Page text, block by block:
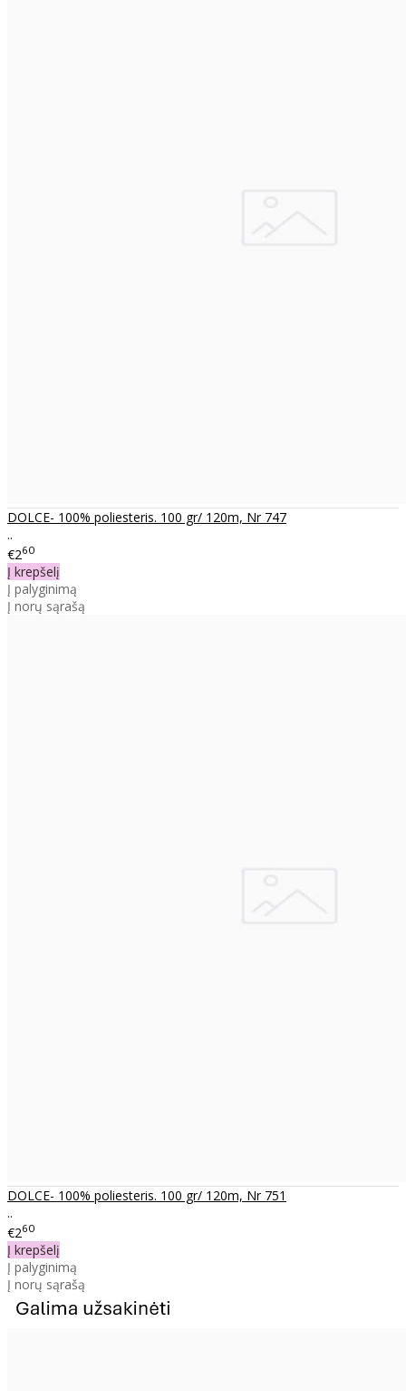
DOLCE- 100% poliesteris. 100 gr/ 120m, Nr 747
..
€260
Į krepšelį
Į palyginimą
Į norų sąrašą
DOLCE- 100% poliesteris. 100 gr/ 120m, Nr 751
..
€260
Į krepšelį
Į palyginimą
Į norų sąrašą